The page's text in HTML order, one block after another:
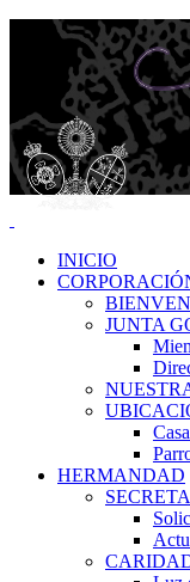
INICIO
JUNTA
HERMANDAD
CARIDAD